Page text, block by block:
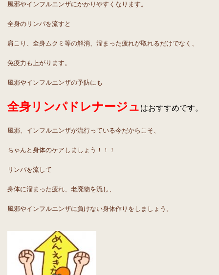
風邪やインフルエンザにかかりやすくなります。
全身のリンパを流すと
肩こり、全身ムクミ等の解消、溜まった疲れが取れるだけでなく、
免疫力も上がります。
風邪やインフルエンザの予防にも
全身リンパドレナージュ はおすすめです。
風邪、インフルエンザが流行っている今だからこそ、
ちゃんと身体のケアしましょう！！！
リンパを流して
身体に溜まった疲れ、老廃物を流し、
風邪やインフルエンザに負けない身体作りをしましょう。